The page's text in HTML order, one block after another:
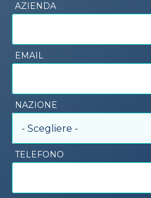
AZIENDA
EMAIL
NAZIONE
- Scegliere -
TELEFONO